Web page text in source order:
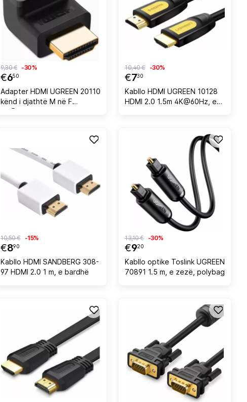
€650
9,30 € -30%
Adapter HDMI UGREEN 20110
kënd i djathtë M në F
4K@60Hz i veshur me ar, i zi,
€730
10,40 € -30%
Kabllo HDMI UGREEN 10128
HDMI 2.0 1.5m 4K@60Hz, e
€890
10,50 € -15%
Kabllo HDMI SANDBERG 308-
97 HDMI 2.0 1 m, e bardhë
€920
13,10 € -30%
Kabllo optike Toslink UGREEN
70891 1.5 m, e zezë, polybag